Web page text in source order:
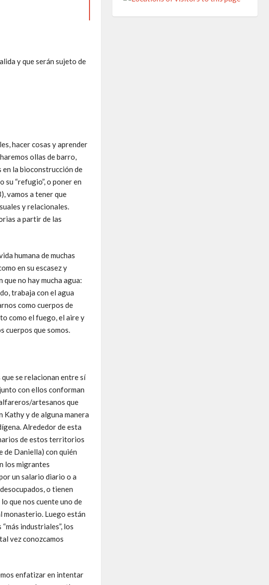
y que serán sujeto de
hacer cosas y aprender
ollas de barro,
la bioconstrucción de
su “refugio”, o poner en
vamos a tener que
y relacionales.
a partir de las
humana de muchas
en su escasez y
no hay mucha agua:
trabaja con el agua
como cuerpos de
como el fuego, el aire y
cuerpos que somos.
se relacionan entre sí
con ellos conforman
artesanos que
y de alguna manera
Alrededor de esta
de estos territorios
de Daniella) con quién
los migrantes
un salario diario o a
o tienen
que nos cuente uno de
Luego están
industriales”, los
vez conozcamos
enfatizar en intentar